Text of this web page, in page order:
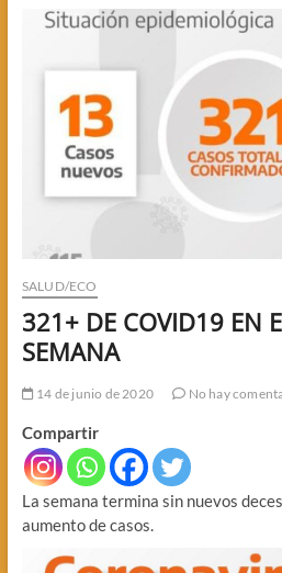
SALUD/ECO
321+ DE COVID19 EN
SEMANA
14 de junio de 2020 No hay
Compartir
La semana termina sin nuevos
aumento de casos.